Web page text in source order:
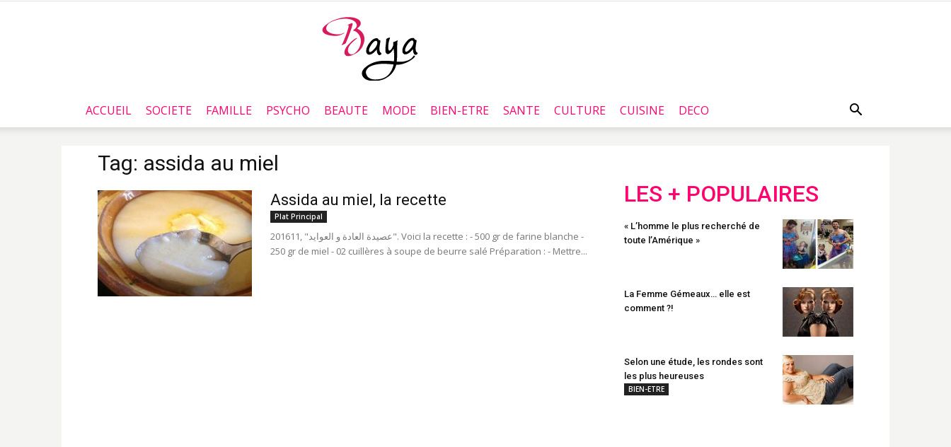
Baya.tn
ACCUEIL SOCIETE FAMILLE PSYCHO BEAUTE MODE BIEN-ETRE SANTE CULTURE CUISINE DECO
Tag: assida au miel
Assida au miel, la recette
Plat Principal
201611, "عصيدة العادة و العوايد". Voici la recette : - 500 gr de farine blanche -
250 gr de miel - 02 cuillères à soupe de beurre salé Préparation : - Mettre...
LES + POPULAIRES
« L’homme le plus recherché de
toute l’Amérique »
La Femme Gémeaux… elle est
comment ?!
Selon une étude, les rondes sont
les plus heureuses
BIEN-ETRE